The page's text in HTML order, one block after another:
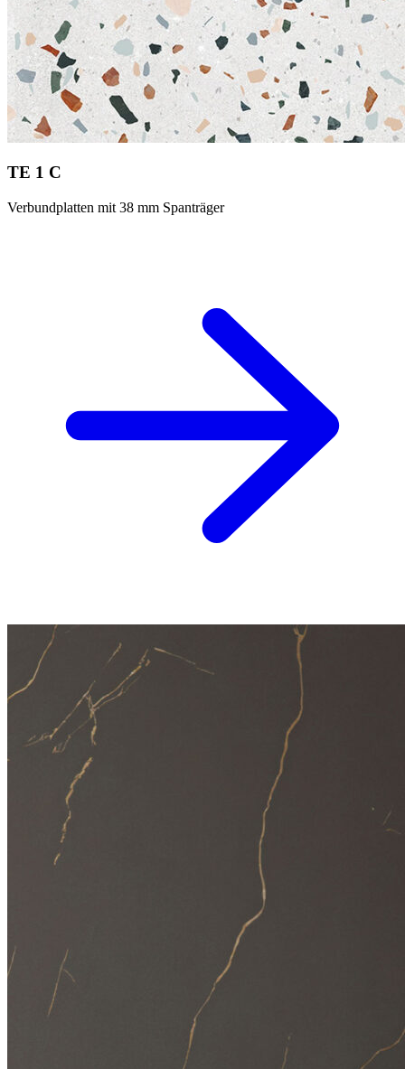
TE 1 C
Verbundplatten mit 38 mm Spanträger